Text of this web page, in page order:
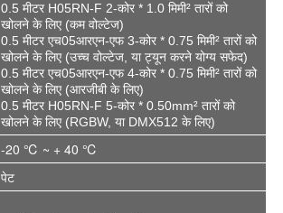
0.5 मीटर H05RN-F 2-कोर * 1.0 मिमी² तारों को
खोलने के लिए (कम वोल्टेज)
0.5 मीटर एच05आरएन-एफ 3-कोर * 0.75 मिमी² तारों को
खोलने के लिए (उच्च वोल्टेज, या ट्यून करने योग्य सफेद)
0.5 मीटर एच05आरएन-एफ 4-कोर * 0.75 मिमी² तारों को
खोलने के लिए (आरजीबी के लिए)
0.5 मीटर H05RN-F 5-कोर * 0.50mm² तारों को
खोलने के लिए (RGBW, या DMX512 के लिए)
-20 ℃ ~ + 40 ℃
पेट